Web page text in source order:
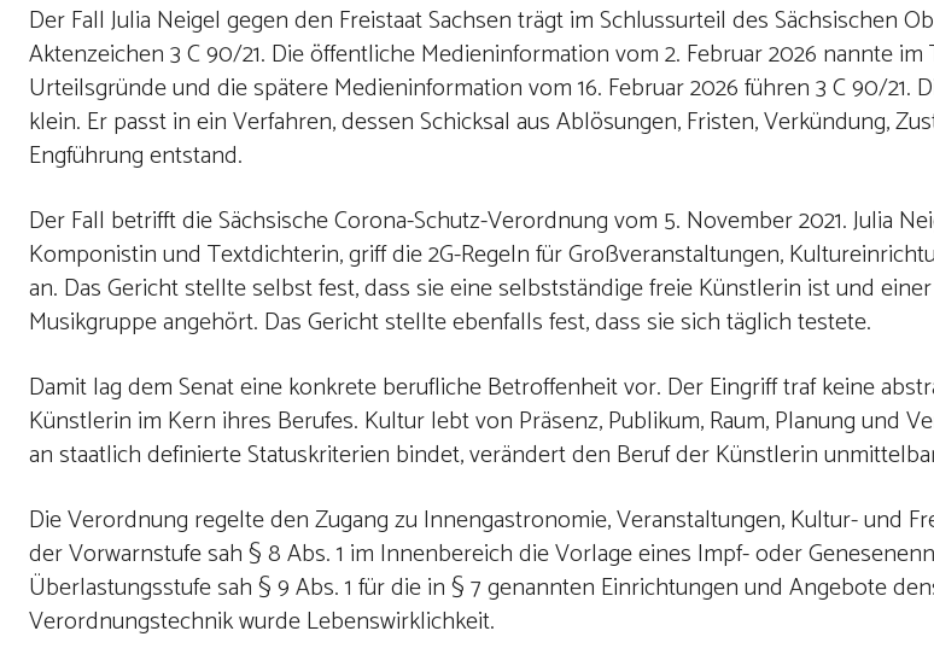
Der Fall Julia Neigel gegen den Freistaat Sachsen trägt im Schlussurteil des Sächsischen
Aktenzeichen 3 C 90/21. Die öffentliche Medieninformation vom 2. Februar 2026 nannte im
Urteilsgründe und die spätere Medieninformation vom 16. Februar 2026 führen 3 C 90/21.
klein. Er passt in ein Verfahren, dessen Schicksal aus Ablösungen, Fristen, Verkündung,
Engführung entstand.
Der Fall betrifft die Sächsische Corona-Schutz-Verordnung vom 5. November 2021. Julia
Komponistin und Textdichterin, griff die 2G-Regeln für Großveranstaltungen,
an. Das Gericht stellte selbst fest, dass sie eine selbstständige freie Künstlerin ist und
Musikgruppe angehört. Das Gericht stellte ebenfalls fest, dass sie sich täglich testete.
Damit lag dem Senat eine konkrete berufliche Betroffenheit vor. Der Eingriff traf keine
Künstlerin im Kern ihres Berufes. Kultur lebt von Präsenz, Publikum, Raum, Planung und
an staatlich definierte Statuskriterien bindet, verändert den Beruf der Künstlerin
Die Verordnung regelte den Zugang zu Innengastronomie, Veranstaltungen, Kultur- und
der Vorwarnstufe sah § 8 Abs. 1 im Innenbereich die Vorlage eines Impf- oder
Überlastungsstufe sah § 9 Abs. 1 für die in § 7 genannten Einrichtungen und Angebote
Verordnungstechnik wurde Lebenswirklichkeit.